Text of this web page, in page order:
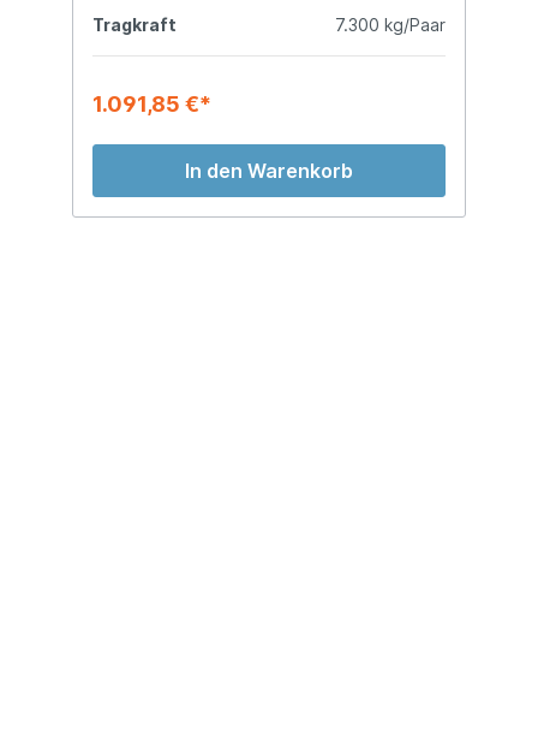
Tragkraft 7.300 kg/Paar
1.091,85 €*
In den Warenkorb